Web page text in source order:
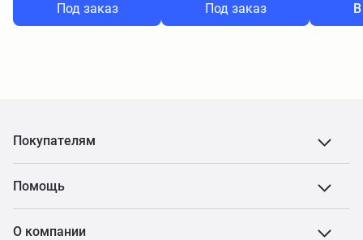
Под заказ Под заказ
Покупателям
Помощь
О компании